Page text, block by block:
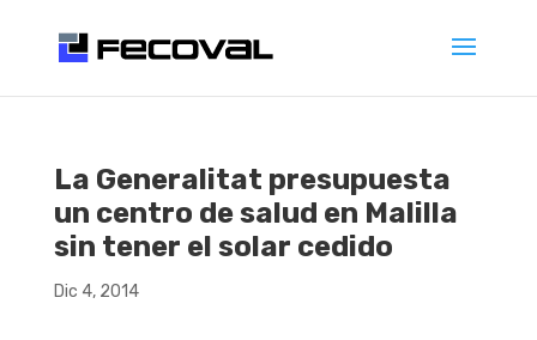
La Generalitat presupuesta
un centro de salud en Malilla
sin tener el solar cedido
Dic 4, 2014